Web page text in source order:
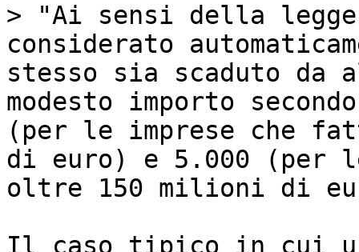
> "Ai sensi della
considerato
stesso sia scaduto da
modesto importo
(per le imprese che
di euro) e 5.000 (per
oltre 150 milioni di
Il caso tipico in cui